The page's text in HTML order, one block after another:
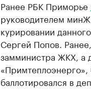
Ранее РБК Приморье
руководителем
курировании
Сергей Попов.
замминистра ЖКХ, а
баллотировался в